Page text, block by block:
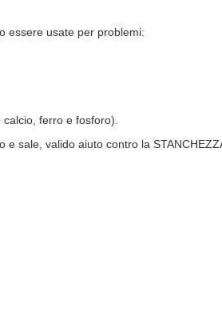
essere usate per problemi:
ferro e fosforo).
sale, valido aiuto contro la